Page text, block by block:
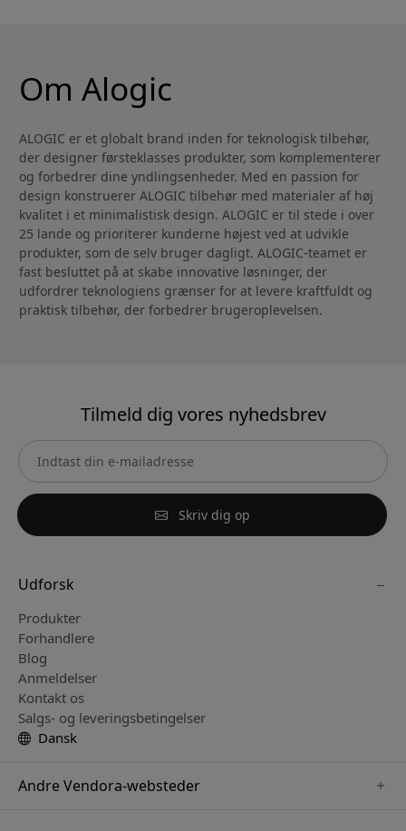
Om Alogic
ALOGIC er et globalt brand inden for teknologisk tilbehør,
der designer førsteklasses produkter, som komplementerer
og forbedrer dine yndlingsenheder. Med en passion for
design konstruerer ALOGIC tilbehør med materialer af høj
kvalitet i et minimalistisk design. ALOGIC er til stede i over
25 lande og prioriterer kunderne højest ved at udvikle
produkter, som de selv bruger dagligt. ALOGIC-teamet er
fast besluttet på at skabe innovative løsninger, der
udfordrer teknologiens grænser for at levere kraftfuldt og
praktisk tilbehør, der forbedrer brugeroplevelsen.
Tilmeld dig vores nyhedsbrev
Skriv dig op
Udforsk
Produkter
Forhandlere
Blog
Anmeldelser
Kontakt os
Salgs- og leveringsbetingelser
Dansk
Andre Vendora-websteder